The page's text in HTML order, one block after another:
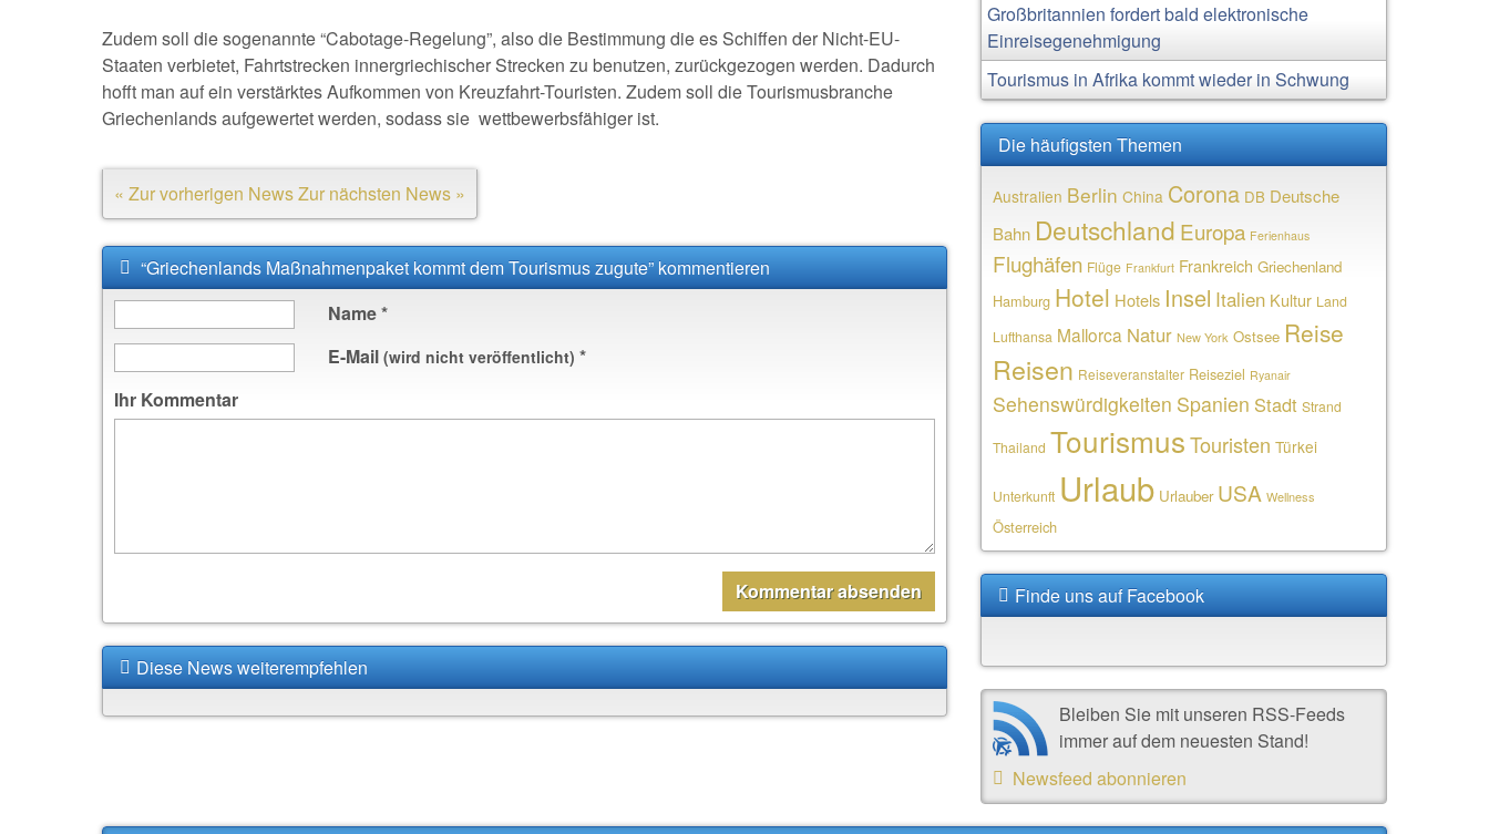
Zudem soll die sogenannte “Cabotage-Regelung”, also die Bestimmung die es Schiffen der Nicht-EU-
Staaten verbietet, Fahrtstrecken innergriechischer Strecken zu benutzen, zurückgezogen werden. Dadurch
hofft man auf ein verstärktes Aufkommen von Kreuzfahrt-Touristen. Zudem soll die Tourismusbranche
Griechenlands aufgewertet werden, sodass sie wettbewerbsfähiger ist.
« Zur vorherigen NewsZur nächsten News »
“Griechenlands Maßnahmenpaket kommt dem Tourismus zugute” kommentieren
Name*
E-Mail (wird nicht veröffentlicht) *
Ihr Kommentar
Diese News weiterempfehlen
Großbritannien fordert bald elektronische
Einreisegenehmigung
Tourismus in Afrika kommt wieder in Schwung
Die häufigsten Themen
Australien Berlin China Corona DB Deutsche
Bahn Deutschland Europa Ferienhaus
Flughäfen Flüge Frankfurt Frankreich Griechenland
Hamburg Hotel Hotels Insel Italien Kultur Land
Lufthansa Mallorca Natur New York Ostsee Reise
Reisen Reiseveranstalter Reiseziel Ryanair
Sehenswürdigkeiten Spanien Stadt Strand
Thailand Tourismus Touristen Türkei
Unterkunft Urlaub Urlauber USA Wellness
Österreich
Finde uns auf Facebook
Bleiben Sie mit unseren RSS-Feeds
immer auf dem neuesten Stand!
Newsfeed abonnieren